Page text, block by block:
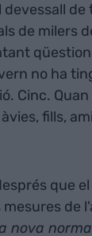
devessall
de milers
no ha
Cinc.
fills,
que
de
nova